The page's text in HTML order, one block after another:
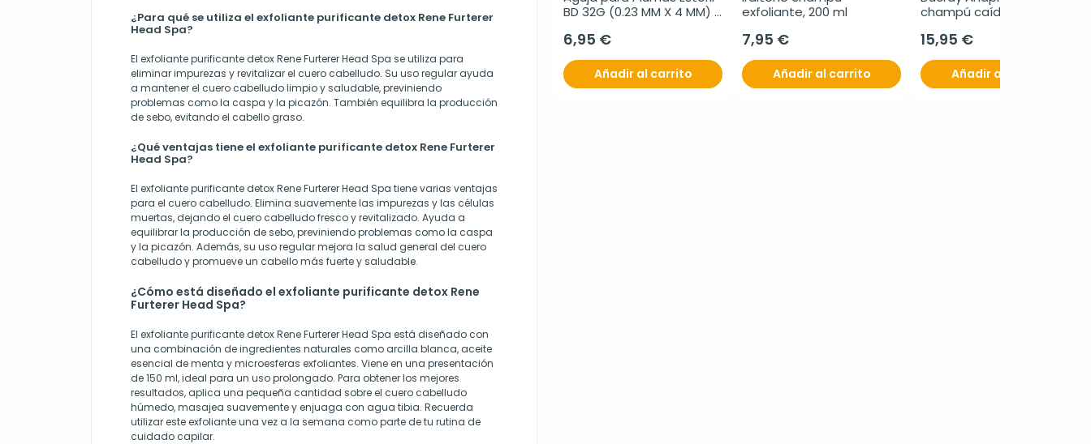
¿Para qué se utiliza el exfoliante purificante detox Rene Furterer
Head Spa?
El exfoliante purificante detox Rene Furterer Head Spa se utiliza para
eliminar impurezas y revitalizar el cuero cabelludo. Su uso regular ayuda
a mantener el cuero cabelludo limpio y saludable, previniendo
problemas como la caspa y la picazón. También equilibra la producción
de sebo, evitando el cabello graso.
¿Qué ventajas tiene el exfoliante purificante detox Rene Furterer
Head Spa?
El exfoliante purificante detox Rene Furterer Head Spa tiene varias ventajas
para el cuero cabelludo. Elimina suavemente las impurezas y las células
muertas, dejando el cuero cabelludo fresco y revitalizado. Ayuda a
equilibrar la producción de sebo, previniendo problemas como la caspa
y la picazón. Además, su uso regular mejora la salud general del cuero
cabelludo y promueve un cabello más fuerte y saludable.
¿Cómo está diseñado el exfoliante purificante detox Rene
Furterer Head Spa?
El exfoliante purificante detox Rene Furterer Head Spa está diseñado con
una combinación de ingredientes naturales como arcilla blanca, aceite
esencial de menta y microesferas exfoliantes. Viene en una presentación
de 150 ml, ideal para un uso prolongado. Para obtener los mejores
resultados, aplica una pequeña cantidad sobre el cuero cabelludo
húmedo, masajea suavemente y enjuaga con agua tibia. Recuerda
utilizar este exfoliante una vez a la semana como parte de tu rutina de
cuidado capilar.
BD 32G (0.23 MM X 4 MM)
6,95 €
Añadir al carrito
exfoliante, 200 ml
7,95 €
Añadir al carrito
champú caída crónica,
15,95 €
Añadir al carrito